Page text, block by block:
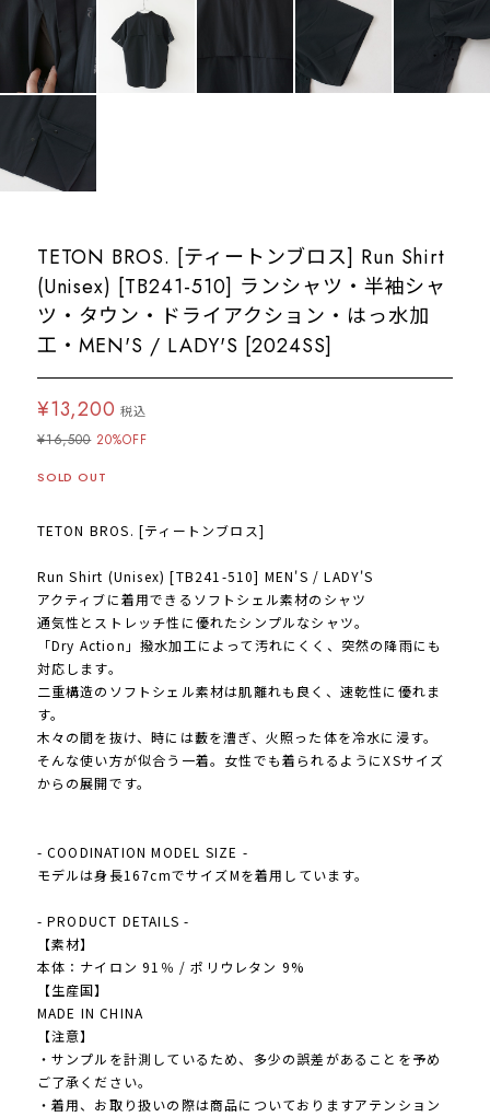
TETON BROS. [ティートンブロス] Run Shirt
(Unisex) [TB241-510] ランシャツ・半袖シャ
ツ・タウン・ドライアクション・はっ水加
工・MEN'S / LADY'S [2024SS]
¥13,200 税込
¥16,500 20%OFF
SOLD OUT
TETON BROS. [ティートンブロス]
Run Shirt (Unisex) [TB241-510] MEN'S / LADY'S
アクティブに着用できるソフトシェル素材のシャツ
通気性とストレッチ性に優れたシンプルなシャツ。
「Dry Action」撥水加工によって汚れにくく、突然の降雨にも
対応します。
二重構造のソフトシェル素材は肌離れも良く、速乾性に優れま
す。
木々の間を抜け、時には藪を漕ぎ、火照った体を冷水に浸す。
そんな使い方が似合う一着。女性でも着られるようにXSサイズ
からの展開です。
- COODINATION MODEL SIZE -
モデルは身長167cmでサイズMを着用しています。
- PRODUCT DETAILS -
【素材】
本体：ナイロン 91％ / ポリウレタン 9%
【生産国】
MADE IN CHINA
【注意】
・サンプルを計測しているため、多少の誤差があることを予め
ご了承ください。
・着用、お取り扱いの際は商品についておりますアテンション